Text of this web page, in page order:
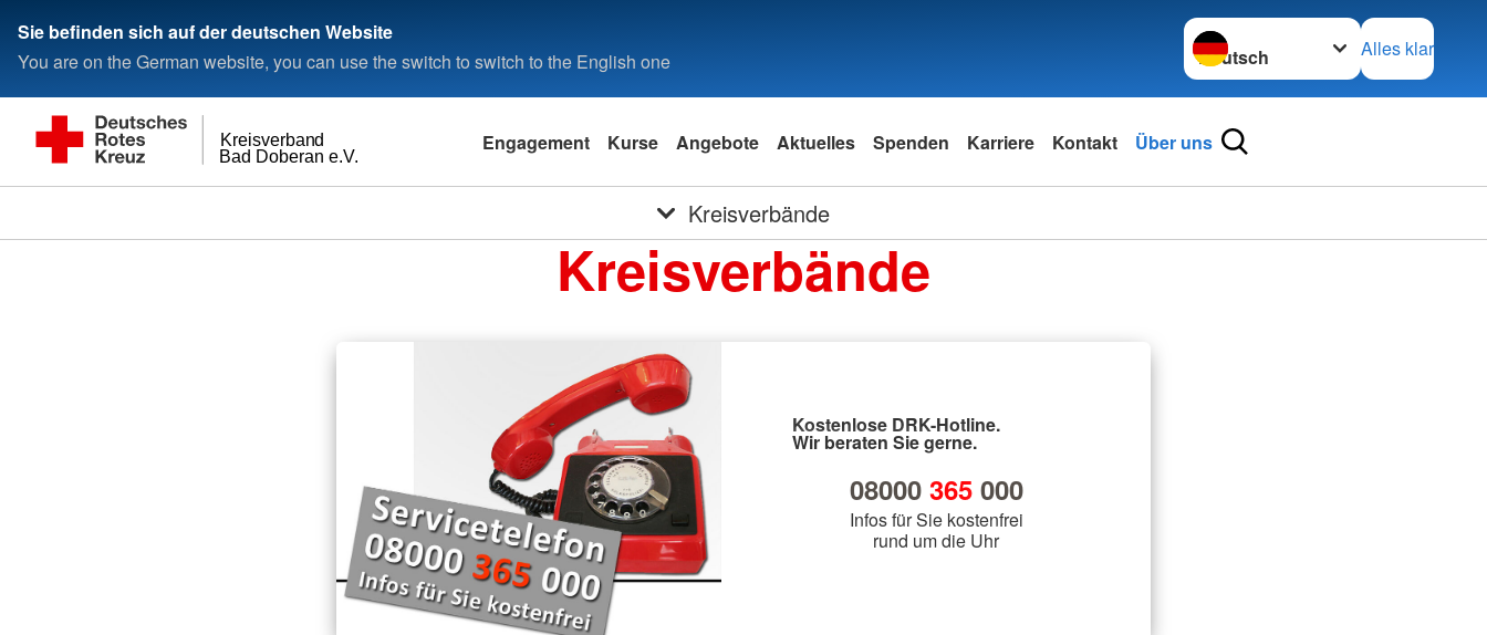
Sie befinden sich auf der deutschen Website
You are on the German website, you can use the switch to switch to the English one
Sprache wechseln zu
Alles klar
Bad Doberan e.V.
Kreisverband Engagement Kurse Angebote Aktuelles Spenden Karriere Kontakt Über uns
Kreisverbände
Kreisverbände
Kostenlose DRK-Hotline.
Wir beraten Sie gerne.
08000 365000
Infos für Sie kostenfrei
rund um die Uhr